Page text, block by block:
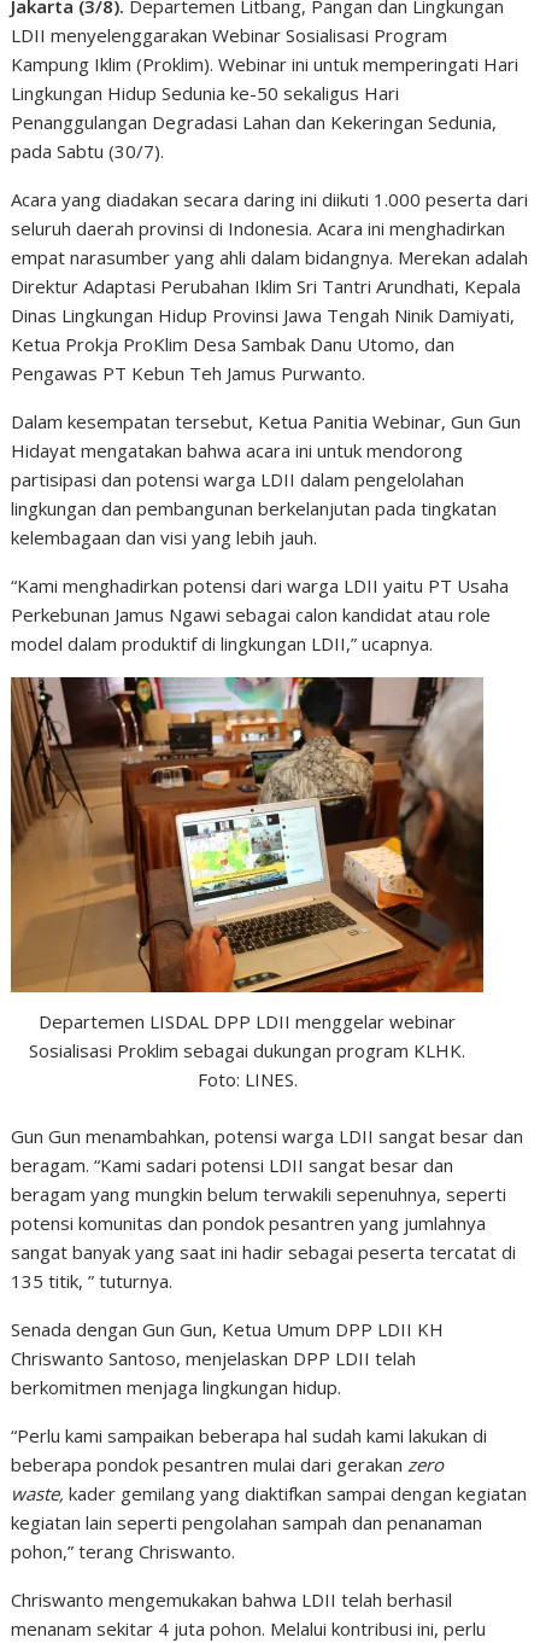
Jakarta (3/8). Departemen Litbang, Pangan dan Lingkungan
LDII menyelenggarakan Webinar Sosialisasi Program
Kampung Iklim (Proklim). Webinar ini untuk memperingati Hari
Lingkungan Hidup Sedunia ke-50 sekaligus Hari
Penanggulangan Degradasi Lahan dan Kekeringan Sedunia,
pada Sabtu (30/7).
Acara yang diadakan secara daring ini diikuti 1.000 peserta dari
seluruh daerah provinsi di Indonesia. Acara ini menghadirkan
empat narasumber yang ahli dalam bidangnya. Merekan adalah
Direktur Adaptasi Perubahan Iklim Sri Tantri Arundhati, Kepala
Dinas Lingkungan Hidup Provinsi Jawa Tengah Ninik Damiyati,
Ketua Prokja ProKlim Desa Sambak Danu Utomo, dan
Pengawas PT Kebun Teh Jamus Purwanto.
Dalam kesempatan tersebut, Ketua Panitia Webinar, Gun Gun
Hidayat mengatakan bahwa acara ini untuk mendorong
partisipasi dan potensi warga LDII dalam pengelolahan
lingkungan dan pembangunan berkelanjutan pada tingkatan
kelembagaan dan visi yang lebih jauh.
“Kami menghadirkan potensi dari warga LDII yaitu PT Usaha
Perkebunan Jamus Ngawi sebagai calon kandidat atau role
model dalam produktif di lingkungan LDII,” ucapnya.
Departemen LISDAL DPP LDII menggelar webinar
Sosialisasi Proklim sebagai dukungan program KLHK.
Foto: LINES.
Gun Gun menambahkan, potensi warga LDII sangat besar dan
beragam. “Kami sadari potensi LDII sangat besar dan
beragam yang mungkin belum terwakili sepenuhnya, seperti
potensi komunitas dan pondok pesantren yang jumlahnya
sangat banyak yang saat ini hadir sebagai peserta tercatat di
135 titik, ” tuturnya.
Senada dengan Gun Gun, Ketua Umum DPP LDII KH
Chriswanto Santoso, menjelaskan DPP LDII telah
berkomitmen menjaga lingkungan hidup.
“Perlu kami sampaikan beberapa hal sudah kami lakukan di
beberapa pondok pesantren mulai dari gerakan zero
waste,kader gemilang yang diaktifkan sampai dengan kegiatan
kegiatan lain seperti pengolahan sampah dan penanaman
pohon,” terang Chriswanto.
Chriswanto mengemukakan bahwa LDII telah berhasil
menanam sekitar 4 juta pohon. Melalui kontribusi ini, perlu